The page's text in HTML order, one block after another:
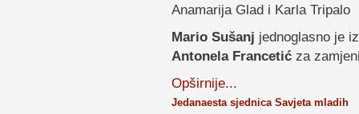
Anamarija Glad i Karla Tripalo
Mario Sušanj jednoglasno je
Antonela Francetić za
Opširnije...
Jedanaesta sjednica Savjeta mladih